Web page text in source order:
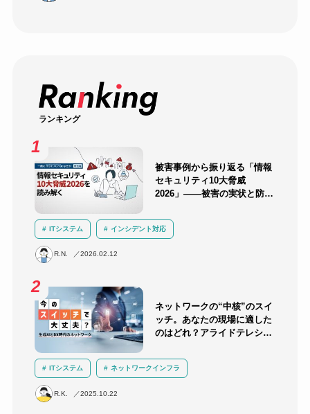
ランキング
被害事例から振り返る「情報
セキュリティ10大脅威
2026」――被害の実状と防御
ITシステム インシデント対応
セキュリティ教育・訓練
セキュリティ
R.N. 2026.02.12
ネットワークの“中核”のスイ
ッチ。あなたの現場に適した
のはどれ？アライドテレシス
説！
ITシステム ネットワークインフラ
ネットワーク機器選定
R.K. 2025.10.22